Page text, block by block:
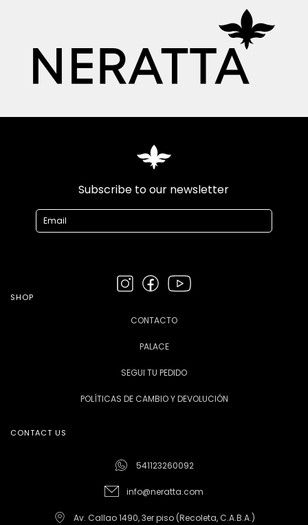
Subscribe to our newsletter
SHOP
CONTACTO
PALACE
SEGUI TU PEDIDO
POLÍTICAS DE CAMBIO Y DEVOLUCIÓN
CONTACT US
541123260092
info@neratta.com
Av. Callao 1490, 3er piso (Recoleta, C.A.B.A.)